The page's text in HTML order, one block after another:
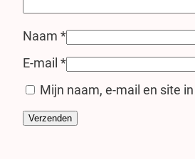
Naam *
E-mail *
Mijn naam, e-mail en site